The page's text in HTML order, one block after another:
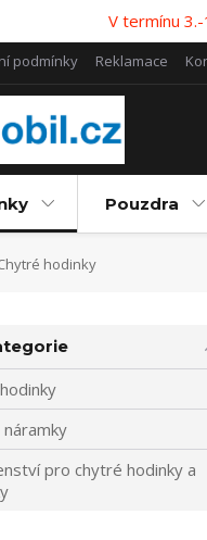
V termínu
podmínky Reklamace
Pouzdra
hodinky
pro chytré hodinky a